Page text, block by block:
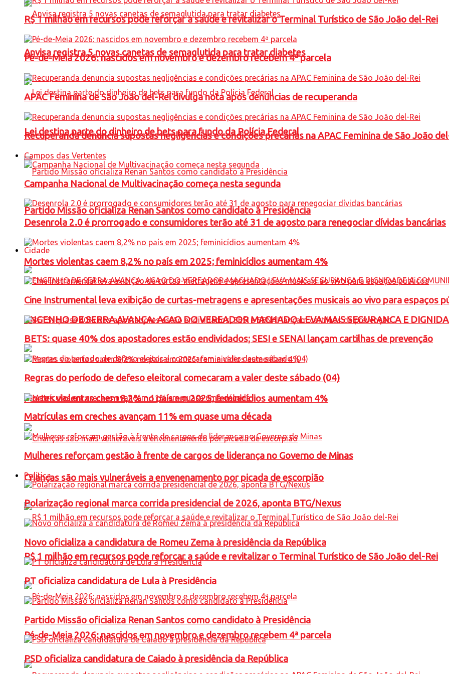
Anvisa registra 5 novas canetas de semaglutida para tratar diabetes
Lei destina parte do dinheiro de bets para fundo da Polícia Federal
Partido Missão oficializa Renan Santos como candidato à Presidência
Cidade
ENGENHO DE SERRA AVANÇA: ACAO DO VEREADOR MACHADO LEVA MAIS SEGURANCA E
Mortes violentas caem 8,2% no país em 2025; feminicídios aumentam 4%
Crianças são mais vulneráveis a envenenamento por picada de escorpião
R$ 1 milhão em recursos pode reforçar a saúde e revitalizar o Terminal Turístico de São João del-Rei
Pé-de-Meia 2026: nascidos em novembro e dezembro recebem 4ª parcela
R$ 1 milhão em recursos pode reforçar a saúde e revitalizar o Terminal Turístico de São João del-Rei
Pé-de-Meia 2026: nascidos em novembro e dezembro recebem 4ª parcela
APAC Feminina de São João del-Rei divulga nota após denúncias de recuperanda
Recuperanda denuncia supostas negligências e condições precárias na APAC Feminina de São João
Campos das Vertentes
Campanha Nacional de Multivacinação começa nesta segunda
Desenrola 2.0 é prorrogado e consumidores terão até 31 de agosto para renegociar dívidas bancárias
Mortes violentas caem 8,2% no país em 2025; feminicídios aumentam 4%
Cine Instrumental leva exibição de curtas-metragens e apresentações musicais ao vivo para espaços
BETS: quase 40% dos apostadores estão endividados; SESI e SENAI lançam cartilhas de prevenção
Regras do período de defeso eleitoral comecaram a valer deste sábado (04)
Matrículas em creches avançam 11% em quase uma década
Mulheres reforçam gestão à frente de cargos de liderança no Governo de Minas
Política
Polarização regional marca corrida presidencial de 2026, aponta BTG/Nexus
Novo oficializa a candidatura de Romeu Zema à presidência da República
PT oficializa candidatura de Lula à Presidência
Partido Missão oficializa Renan Santos como candidato à Presidência
PSD oficializa candidatura de Caiado à presidência da República